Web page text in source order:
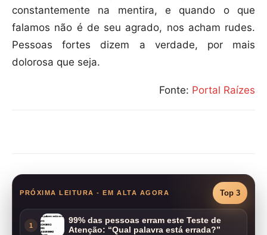
constantemente na mentira, e quando o que
falamos não é de seu agrado, nos acham rudes.
Pessoas fortes dizem a verdade, por mais
dolorosa que seja.
Fonte: Portal Raízes
PRÓXIMA LEITURA - EM ALTA AGORA Top 3
1
99% das pessoas erram este Teste de
Atenção: “Qual palavra está errada?”